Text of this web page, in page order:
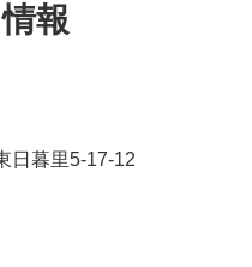
報
日暮里5-17-12